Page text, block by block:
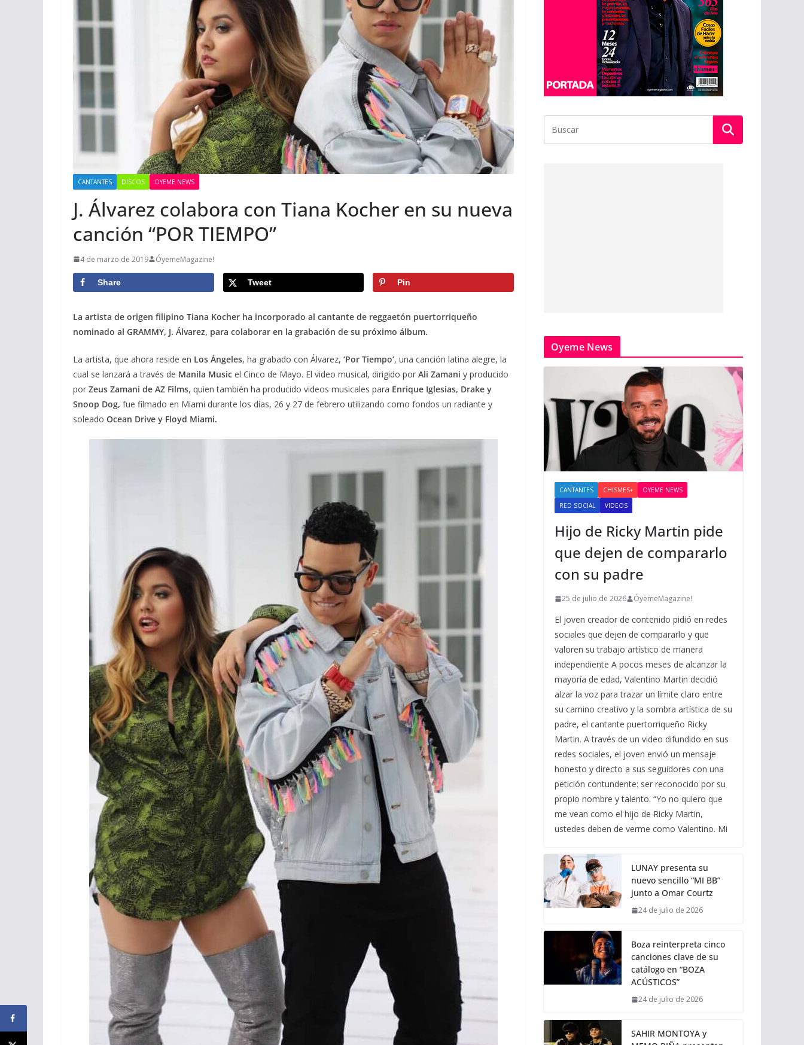
CANTANTES DISCOS OYEME NEWS
J. Álvarez colabora con Tiana Kocher en su nueva
canción “POR TIEMPO”
4 de marzo de 2019 ÓyemeMagazine!
Share Tweet Pin
La artista de origen filipino Tiana Kocher ha incorporado al cantante de reggaetón puertorriqueño
nominado al GRAMMY, J. Álvarez, para colaborar en la grabación de su próximo álbum.
La artista, que ahora reside en Los Ángeles, ha grabado con Álvarez, ‘Por Tiempo’, una canción latina alegre, la
cual se lanzará a través de Manila Music el Cinco de Mayo. El video musical, dirigido por Ali Zamani y producido
por Zeus Zamani de AZ Films, quien también ha producido videos musicales para Enrique Iglesias, Drake y
Snoop Dog, fue filmado en Miami durante los días, 26 y 27 de febrero utilizando como fondos un radiante y
soleado Ocean Drive y Floyd Miami.
Oyeme News
CANTANTES CHISMES+
OYEME NEWS
RED SOCIAL
VIDEOS
Hijo de Ricky Martin pide
que dejen de compararlo
con su padre
25 de julio de 2026 ÓyemeMagazine!
El joven creador de contenido pidió en redes
sociales que dejen de compararlo y que
valoren su trabajo artístico de manera
independiente A pocos meses de alcanzar la
mayoría de edad, Valentino Martin decidió
alzar la voz para trazar un límite claro entre
su camino creativo y la sombra artística de su
padre, el cantante puertorriqueño Ricky
Martin. A través de un video difundido en sus
redes sociales, el joven envió un mensaje
honesto y directo a sus seguidores con una
petición contundente: ser reconocido por su
propio nombre y talento. “Yo no quiero que
me vean como el hijo de Ricky Martin,
ustedes deben de verme como Valentino. Mi
LUNAY presenta su
nuevo sencillo “MI BB”
junto a Omar Courtz
24 de julio de 2026
Boza reinterpreta cinco
canciones clave de su
catálogo en “BOZA
ACÚSTICOS”
24 de julio de 2026
SAHIR MONTOYA y